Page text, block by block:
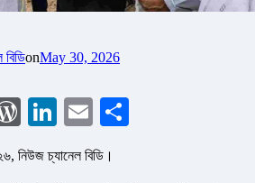
onMay 30, 2026
WordPress
LinkedIn
Email
নিউজ চ্যানেল বিডি।